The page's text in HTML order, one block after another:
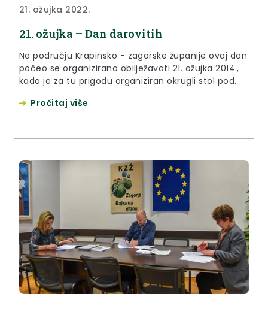
21. ožujka 2022.
21. ožujka – Dan darovitih
Na području Krapinsko - zagorske županije ovaj dan
počeo se organizirano obilježavati 21. ožujka 2014.,
kada je za tu prigodu organiziran okrugli stol pod
lokalnoj zajednici”.
Pročitaj više